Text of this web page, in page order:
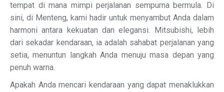
tempat di mana mimpi perjalanan sempurna bermula. Di
sini, di Menteng, kami hadir untuk menyambut Anda dalam
harmoni antara kekuatan dan elegansi. Mitsubishi, lebih
dari sekadar kendaraan, ia adalah sahabat perjalanan yang
setia, menuntun langkah Anda menuju masa depan yang
penuh warna.
Apakah Anda mencari kendaraan yang dapat menaklukkan